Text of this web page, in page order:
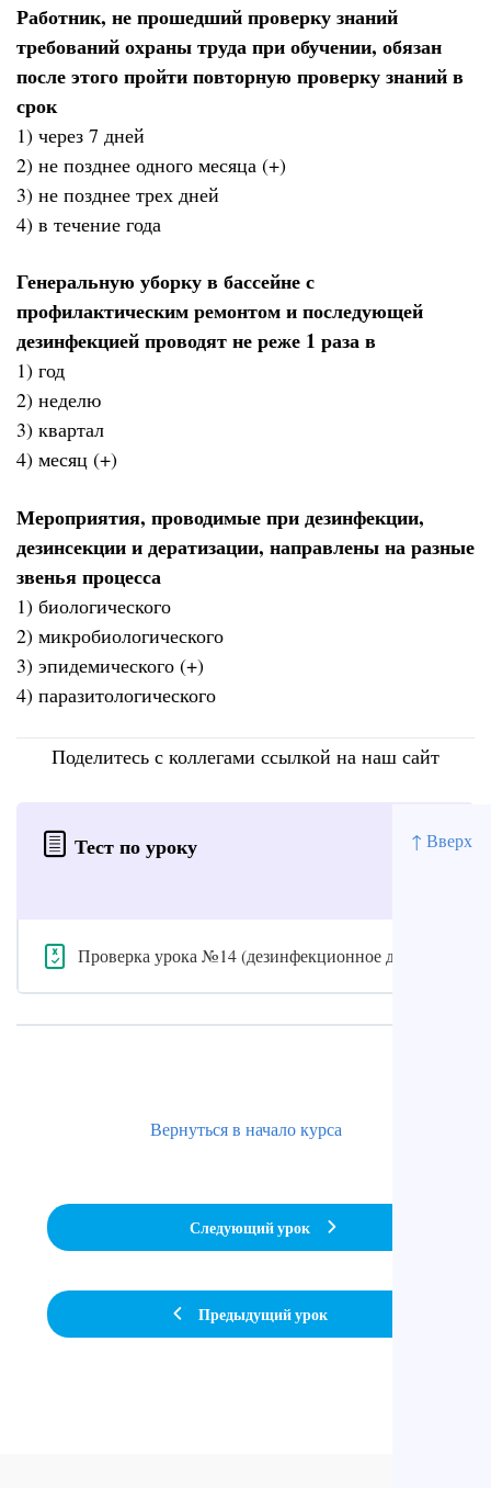
↑ Вверх
Работник, не прошедший проверку знаний
требований охраны труда при обучении, обязан
после этого пройти повторную проверку знаний в
срок
1) через 7 дней
2) не позднее одного месяца (+)
3) не позднее трех дней
4) в течение года
Генеральную уборку в бассейне с
профилактическим ремонтом и последующей
дезинфекцией проводят не реже 1 раза в
1) год
2) неделю
3) квартал
4) месяц (+)
Мероприятия, проводимые при дезинфекции,
дезинсекции и дератизации, направлены на разные
звенья процесса
1) биологического
2) микробиологического
3) эпидемического (+)
4) паразитологического
Поделитесь с коллегами ссылкой на наш сайт
Тест по уроку
Проверка урока №14 (дезинфекционное дело)
Предыдущий урок
Вернуться в начало курса
Следующий урок